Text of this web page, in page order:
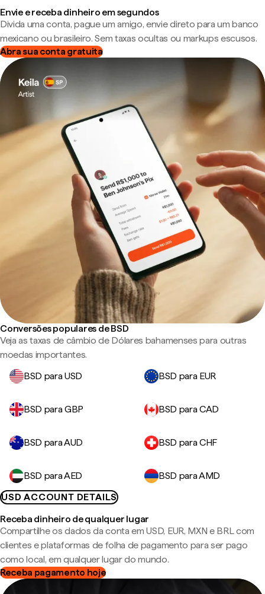
Envie e receba dinheiro em segundos
Divida uma conta, pague um amigo, envie direto para um banco
mexicano ou brasileiro. Sem taxas ocultas ou markups escusos.
Abra sua conta gratuita
Conversões populares de BSD
Veja as taxas de câmbio de Dólares bahamenses para outras
moedas importantes.
BSD para USD
BSD para EUR
BSD para GBP BSD para CAD
BSD para AUD BSD para CHF
BSD para AED
BSD para AMD
USD ACCOUNT DETAILS
Receba dinheiro de qualquer lugar
Compartilhe os dados da conta em USD, EUR, MXN e BRL com
clientes e plataformas de folha de pagamento para ser pago
como local, em qualquer lugar do mundo.
Receba pagamento hoje